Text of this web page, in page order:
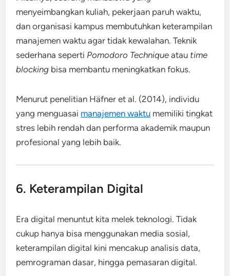
menyeimbangkan kuliah, pekerjaan paruh waktu,
dan organisasi kampus membutuhkan keterampilan
manajemen waktu agar tidak kewalahan. Teknik
sederhana seperti Pomodoro Technique atau time
blocking bisa membantu meningkatkan fokus.
Menurut penelitian Häfner et al. (2014), individu
yang menguasai manajemen waktu memiliki tingkat
stres lebih rendah dan performa akademik maupun
profesional yang lebih baik.
6. Keterampilan Digital
Era digital menuntut kita melek teknologi. Tidak
cukup hanya bisa menggunakan media sosial,
keterampilan digital kini mencakup analisis data,
pemrograman dasar, hingga pemasaran digital.